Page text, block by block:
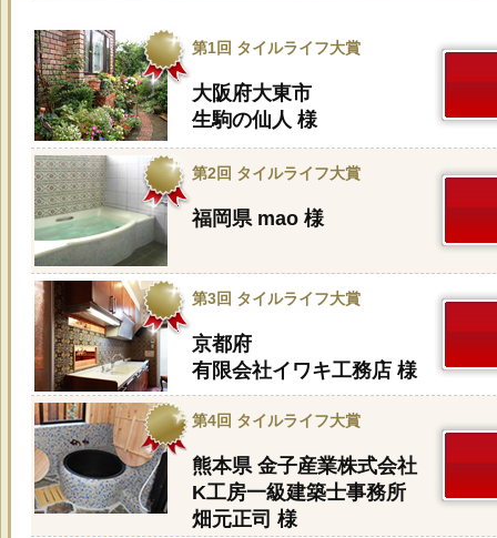
第1回 タイルライフ大賞
大阪府大東市
生駒の仙人 様
第2回 タイルライフ大賞
福岡県 mao 様
第3回 タイルライフ大賞
京都府
有限会社イワキ工務店 様
第4回 タイルライフ大賞
熊本県 金子産業株式会社
K工房一級建築士事務所
畑元正司 様